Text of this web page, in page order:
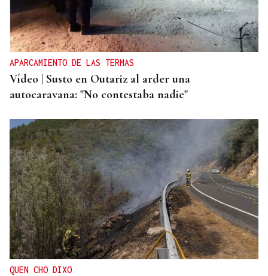
APARCAMIENTO DE LAS TERMAS
Vídeo | Susto en Outariz al arder una
autocaravana: "No contestaba nadie"
QUEN CHO DIXO